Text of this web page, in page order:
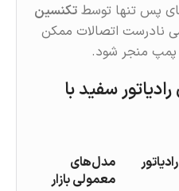
پس تنها توسطتکنسین
نادرست اتصالات ممکن
منجر شود.
سفيد با
مدل‌های
معمولی بازار